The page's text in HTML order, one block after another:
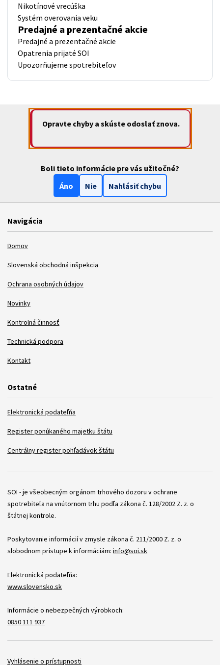
Nikotínové vrecúška
Systém overovania veku
Predajné a prezentačné akcie
Predajné a prezentačné akcie
Opatrenia prijaté SOI
Upozorňujeme spotrebiteľov
Opravte chyby a skúste odoslať znova.
Boli tieto informácie pre vás užitočné?
Áno
Nie Nahlásiť chybu
Navigácia
Domov
Slovenská obchodná inšpekcia
Ochrana osobných údajov
Novinky
Kontrolná činnosť
Technická podpora
Kontakt
Ostatné
Elektronická podateľňa
Register ponúkaného majetku štátu
Centrálny register pohľadávok štátu
Položky
SOI - je všeobecným orgánom trhového dozoru v ochrane
spotrebiteľa na vnútornom trhu podľa zákona č. 128/2002 Z. z. o
štátnej kontrole.
Poskytovanie informácií v zmysle zákona č. 211/2000 Z. z. o
slobodnom prístupe k informáciám: info@soi.sk
Elektronická podateľňa:
www.slovensko.sk
Informácie o nebezpečných výrobkoch:
0850 111 937
Vyhlásenie o prístupnosti